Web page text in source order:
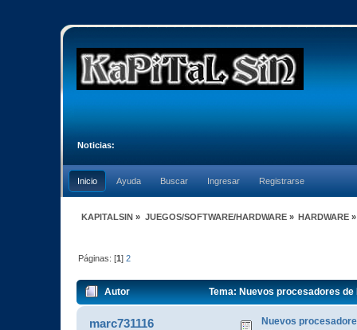
Noticias:
Inicio Ayuda Buscar Ingresar Registrarse
KAPITALSIN » JUEGOS/SOFTWARE/HARDWARE» HARDWARE»
Páginas: [1]2
Autor Tema: Nuevos procesadores
marc731116
Nuevos